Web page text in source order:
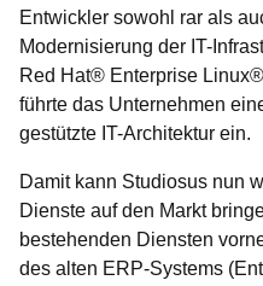
Entwickler sowohl rar als
Modernisierung der IT-
Red Hat® Enterprise
führte das Unternehmen
gestützte IT-Architektur ein.
Damit kann Studiosus nun
Dienste auf den Markt
bestehenden Diensten
des alten ERP-Systems